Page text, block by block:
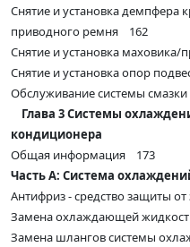
Снятие и установка
приводного ремня 162
Снятие и установка
Снятие и установка опор
Обслуживание системы
Глава 3 Системы
кондиционера
Общая информация 173
Часть А: Система
Антифриз - средство защиты
Замена охлаждающей
Замена шлангов системы